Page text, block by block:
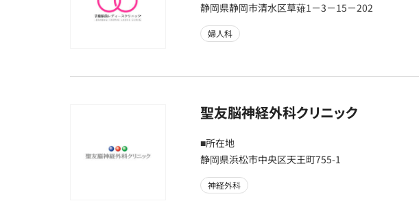
静岡県静岡市清水区草薙1－3－15－202
婦人科
聖友脳神経外科クリニック
■所在地
静岡県浜松市中央区天王町755-1
神経外科